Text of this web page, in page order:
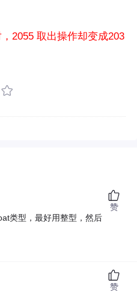
2055 取出操作却变成203
类型，最好用整型，然后
赞
赞